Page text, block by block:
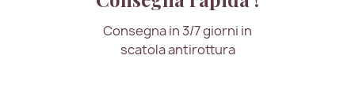
Consegna in 3/7 giorni in
scatola antirottura